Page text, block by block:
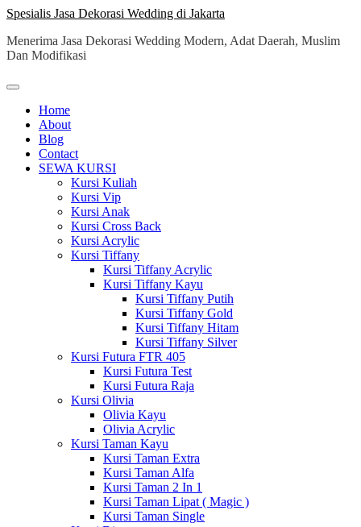
Skip
content
Spesialis Jasa Dekorasi Wedding di Jakarta
Menerima Jasa Dekorasi Wedding Modern, Adat Daerah, Muslim
Dan Modifikasi
Home
About
Blog
Contact
SEWA KURSI
Kursi Kuliah
Kursi Vip
Kursi Anak
Kursi Cross Back
Kursi Acrylic
Kursi Tiffany
Kursi Tiffany Acrylic
Kursi Tiffany Kayu
Kursi Tiffany Putih
Kursi Tiffany Gold
Kursi Tiffany Hitam
Kursi Tiffany Silver
Kursi Futura FTR 405
Kursi Futura Test
Kursi Futura Raja
Kursi Olivia
Olivia Kayu
Olivia Acrylic
Kursi Taman Kayu
Kursi Taman Extra
Kursi Taman Alfa
Kursi Taman 2 In 1
Kursi Taman Lipat ( Magic )
Kursi Taman Single